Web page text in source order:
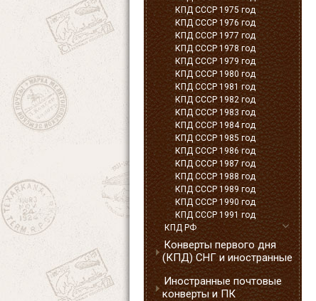
КПД СССР 1975 год
КПД СССР 1976 год
КПД СССР 1977 год
КПД СССР 1978 год
КПД СССР 1979 год
КПД СССР 1980 год
КПД СССР 1981 год
КПД СССР 1982 год
КПД СССР 1983 год
КПД СССР 1984 год
КПД СССР 1985 год
КПД СССР 1986 год
КПД СССР 1987 год
КПД СССР 1988 год
КПД СССР 1989 год
КПД СССР 1990 год
КПД СССР 1991 год
КПД РФ
Конверты первого дня
(КПД) СНГ и иностранные
Иностранные почтовые
конверты и ПК